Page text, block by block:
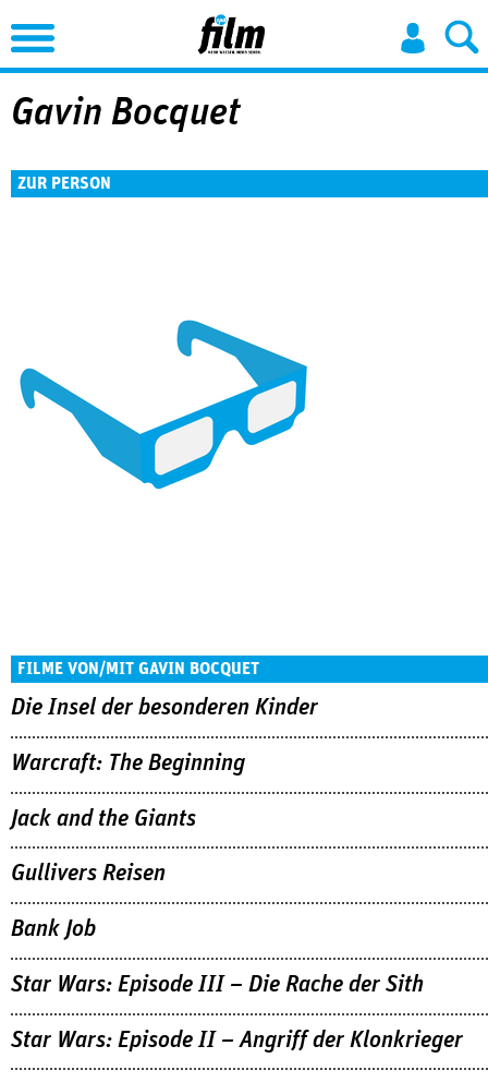
Jump to Navigation
Gavin Bocquet
ZUR PERSON
FILME VON/MIT GAVIN BOCQUET
Die Insel der besonderen Kinder
Warcraft: The Beginning
Jack and the Giants
Gullivers Reisen
Bank Job
Star Wars: Episode III – Die Rache der Sith
Star Wars: Episode II – Angriff der Klonkrieger